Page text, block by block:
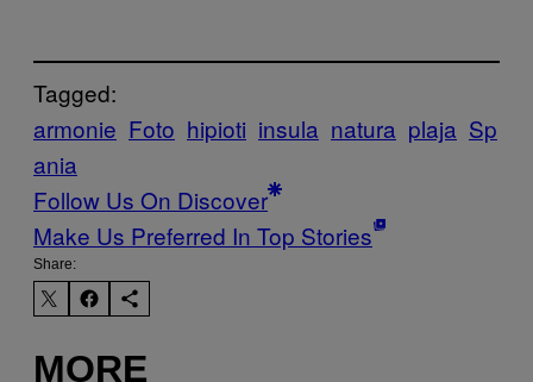
Tagged:
armonie Foto hipioti insula natura plaja Sp
ania
Follow Us On Discover
Make Us Preferred In Top Stories
Share:
MORE